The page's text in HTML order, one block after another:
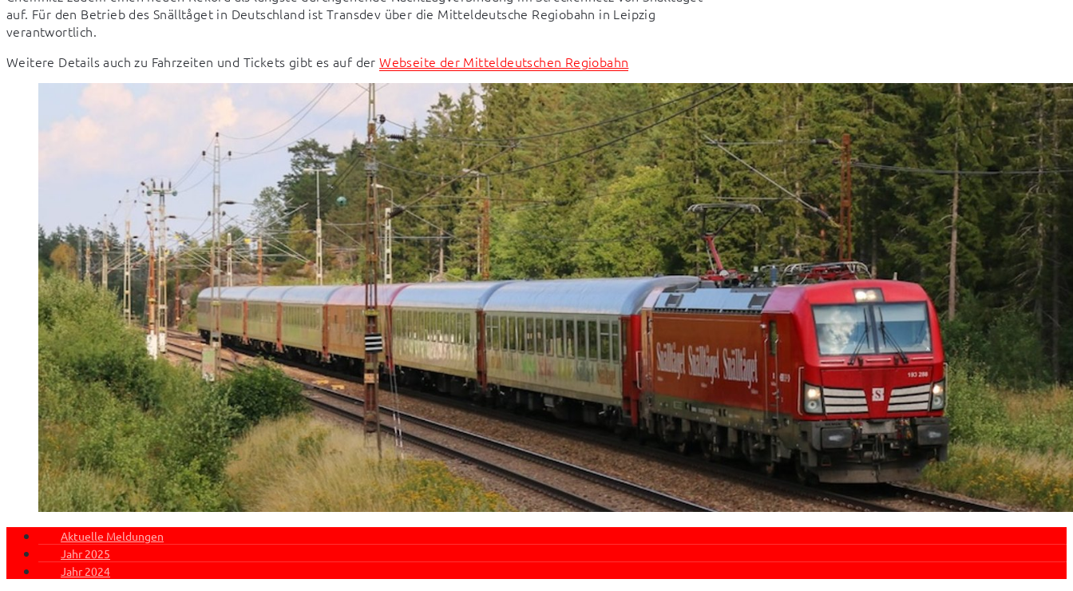
auf. Für den Betrieb des Snälltåget in Deutschland ist Transdev über die Mitteldeutsche Regiobahn in Leipzig
verantwortlich.
Weitere Details auch zu Fahrzeiten und Tickets gibt es auf der Webseite der Mitteldeutschen Regiobahn
Aktuelle Meldungen
Jahr 2025
Jahr 2024